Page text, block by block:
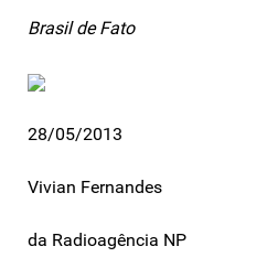
Brasil de Fato
28/05/2013
Vivian Fernandes
da Radioagência NP